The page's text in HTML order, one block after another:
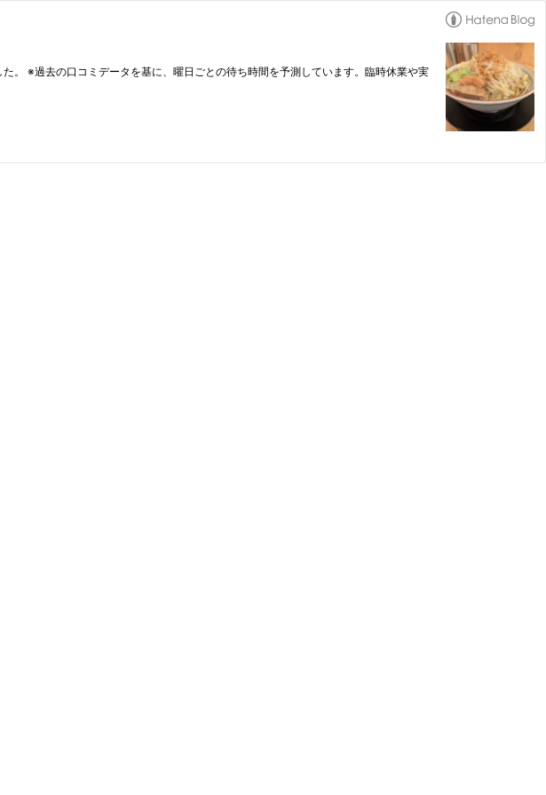
。 ※過去の口コミデータを基に、曜日ごとの待ち時間を予測しています。臨時休業や実